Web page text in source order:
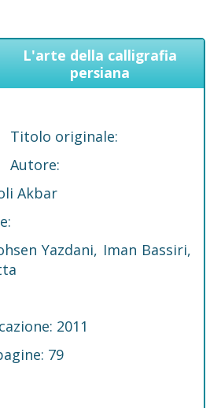
L'arte della calligrafia
persiana
Titolo originale:
Autore:
Akbar
Yazdani, Iman Bassiri,
2011
79